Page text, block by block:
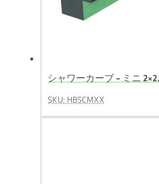
シャワーカーブ – ミニ
SKU: HBSCMXX